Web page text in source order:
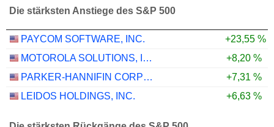
Die stärksten Anstiege des S&P 500
PAYCOM SOFTWARE, INC.
+23,55 %
MOTOROLA SOLUTIONS, INC.
+8,20 %
PARKER-HANNIFIN CORPORATION
+7,31 %
LEIDOS HOLDINGS, INC.
+6,63 %